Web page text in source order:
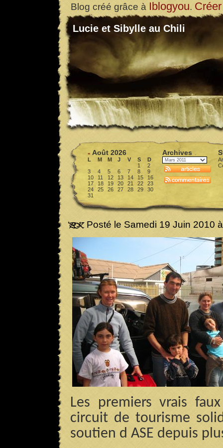
Blog créé grâce à Iblogyou.
Lucie et Sibylle au Chili
« Août 2026
L M M J V S
D
1
2
3
4 5 6 7 8
9
10
11 12 13 14 15
16
17
18 19 20 21 22
23
24
25 26 27 28 29
30
31
Archives
Posté le Samedi 19 Juin 2010
Les premiers vrais
circuit de tourisme
soutien d ASE depuis